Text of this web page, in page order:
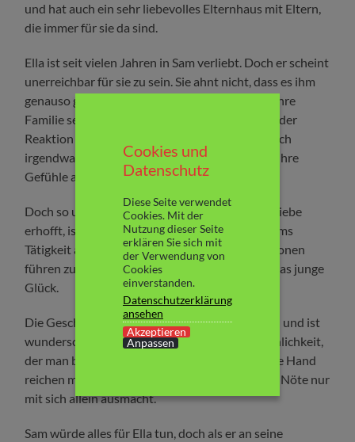
und hat auch ein sehr liebevolles Elternhaus mit Eltern,
die immer für sie da sind.
Ella ist seit vielen Jahren in Sam verliebt. Doch er scheint
unerreichbar für sie zu sein. Sie ahnt nicht, dass es ihm
genauso geht. Und er sich nur zurückhält, weil ihre
Familie seine Ersatzfamilie ist und er Angst vor der
Reaktion ihrer Eltern und ihres Bruders hat. Doch
irgendwann kommen beiden nicht mehr gegen ihre
Gefühle an.
Doch so unbeschwert, wie man sich die große Liebe
erhofft, ist es dann nicht. Ganz im Gegenteil. Sams
Tätigkeit an Ellas Schule und Sams private Dämonen
führen zu großen Schwierigkeiten und trüben das junge
Glück.
Die Geschichte wird aus Ellas Sicht geschrieben und ist
wunderschön. Ella ist eine faszinierende Persönlichkeit,
der man beim Lesen immer mal wieder gerne die Hand
reichen möchte, damit sie nicht alle Sorgen und Nöte nur
mit sich allein ausmacht.
Sam würde alles für Ella tun, doch als er an seine
Cookies und
Datenschutz
Diese Seite verwendet
Cookies. Mit der
Nutzung dieser Seite
erklären Sie sich mit
der Verwendung von
Cookies
einverstanden.
Datenschutzerklärung
ansehen
Akzeptieren
Anpassen